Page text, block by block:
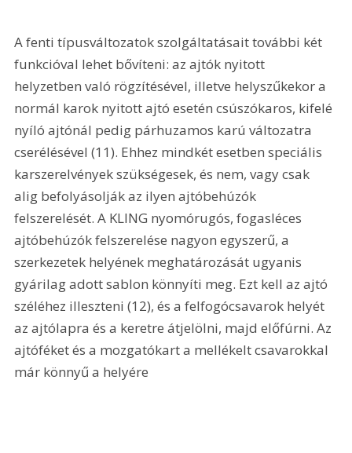
A fenti típusváltozatok szolgáltatásait további két
funkcióval lehet bővíteni: az ajtók nyitott
helyzetben való rögzítésével, illetve helyszűkekor a
normál karok nyitott ajtó esetén csúszókaros, kifelé
nyíló ajtónál pedig párhuzamos karú változatra
cserélésével (11). Ehhez mindkét esetben speciális
karszerelvények szükségesek, és nem, vagy csak
alig befolyásolják az ilyen ajtóbehúzók
felszerelését. A KLING nyomórugós, fogasléces
ajtóbehúzók felszerelése nagyon egyszerű, a
szerkezetek helyének meghatározását ugyanis
gyárilag adott sablon könnyíti meg. Ezt kell az ajtó
széléhez illeszteni (12), és a felfogócsavarok helyét
az ajtólapra és a keretre átjelölni, majd előfúrni. Az
ajtóféket és a mozgatókart a mellékelt csavarokkal
már könnyű a helyére